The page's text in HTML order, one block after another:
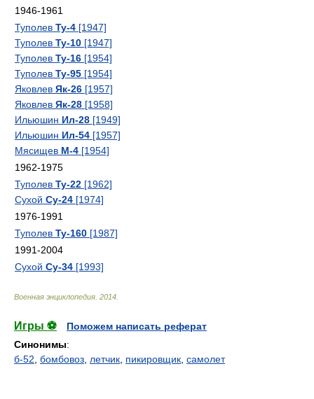
1946-1961
Туполев Ту-4 [1947]
Туполев Ту-10 [1947]
Туполев Ту-16 [1954]
Туполев Ту-95 [1954]
Яковлев Як-26 [1957]
Яковлев Як-28 [1958]
Ильюшин Ил-28 [1949]
Ильюшин Ил-54 [1957]
Мясищев М-4 [1954]
1962-1975
Туполев Ту-22 [1962]
Сухой Су-24 [1974]
1976-1991
Туполев Ту-160 [1987]
1991-2004
Сухой Су-34 [1993]
Военная энциклопедия 2014
Игры ⚽
Поможем написать реферат
Синонимы:
б-52 бомбовоз летчик пикировщик самолет